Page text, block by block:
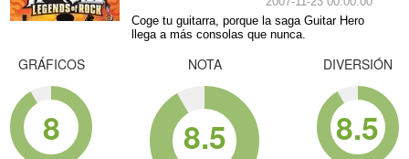
Coge tu guitarra, porque la saga Guitar Hero
llega a más consolas que nunca.
GRÁFICOS
8
NOTA
8.5
DIVERSIÓN
8.5